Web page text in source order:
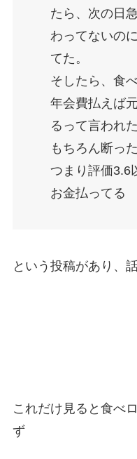
たら、次の日
わってないの
てた。
そしたら、食
年会費払えば
るって言われた
もちろん断った
つまり評価3.6
お金払ってる
という投稿があり、
これだけ見ると食べ
ず